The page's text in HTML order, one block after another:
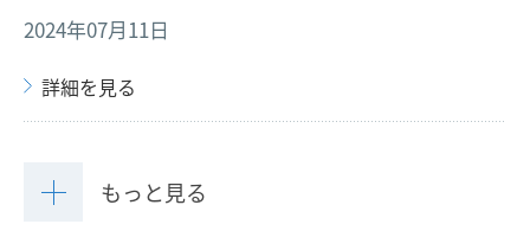
2024年07月11日
詳細を見る
もっと見る